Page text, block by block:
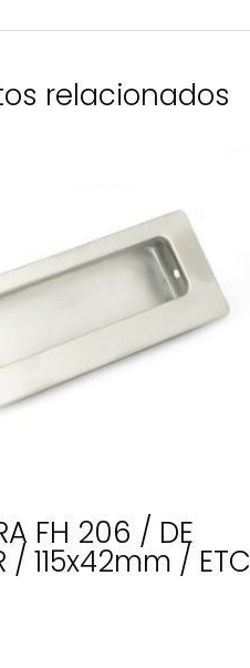
relacionados
FH 206 / DE
/ 115x42mm / ETC